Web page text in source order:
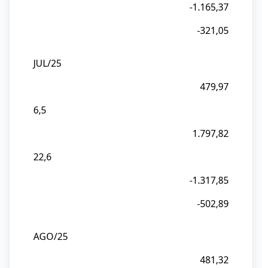
-1.165,37
-321,05
JUL/25
479,97
6,5
1.797,82
22,6
-1.317,85
-502,89
AGO/25
481,32